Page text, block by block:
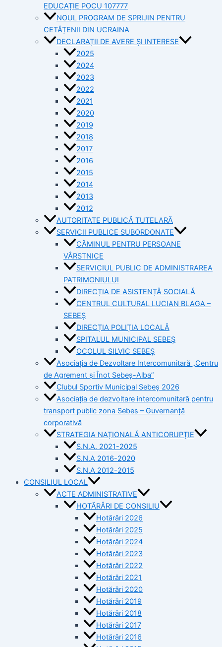
EDUCAȚIE POCU 107777
NOUL PROGRAM DE SPRIJIN PENTRU
CETĂȚENII DIN UCRAINA
DECLARAȚII DE AVERE ȘI INTERESE
2025
2024
2023
2022
2021
2020
2019
2018
2017
2016
2015
2014
2013
2012
AUTORITATE PUBLICĂ TUTELARĂ
SERVICII PUBLICE SUBORDONATE
CĂMINUL PENTRU PERSOANE
VÂRSTNICE
SERVICIUL PUBLIC DE ADMINISTRAREA
PATRIMONIULUI
DIRECȚIA DE ASISTENȚĂ SOCIALĂ
CENTRUL CULTURAL LUCIAN BLAGA –
SEBEȘ
DIRECȚIA POLIȚIA LOCALĂ
SPITALUL MUNICIPAL SEBEȘ
OCOLUL SILVIC SEBEȘ
Asociația de Dezvoltare Intercomunitară „Centru
de Agrement și Înot Sebeș-Alba”
Clubul Sportiv Municipal Sebeș 2026
Asociația de dezvoltare intercomunitară pentru
transport public zona Sebeș – Guvernanță
corporativă
STRATEGIA NAȚIONALĂ ANTICORUPȚIE
S.N.A. 2021-2025
S.N.A 2016-2020
S.N.A 2012-2015
CONSILIUL LOCAL
ACTE ADMINISTRATIVE
HOTĂRÂRI DE CONSILIU
Hotărâri 2026
Hotărâri 2025
Hotărâri 2024
Hotărâri 2023
Hotărâri 2022
Hotărâri 2021
Hotărâri 2020
Hotărâri 2019
Hotărâri 2018
Hotărâri 2017
Hotărâri 2016